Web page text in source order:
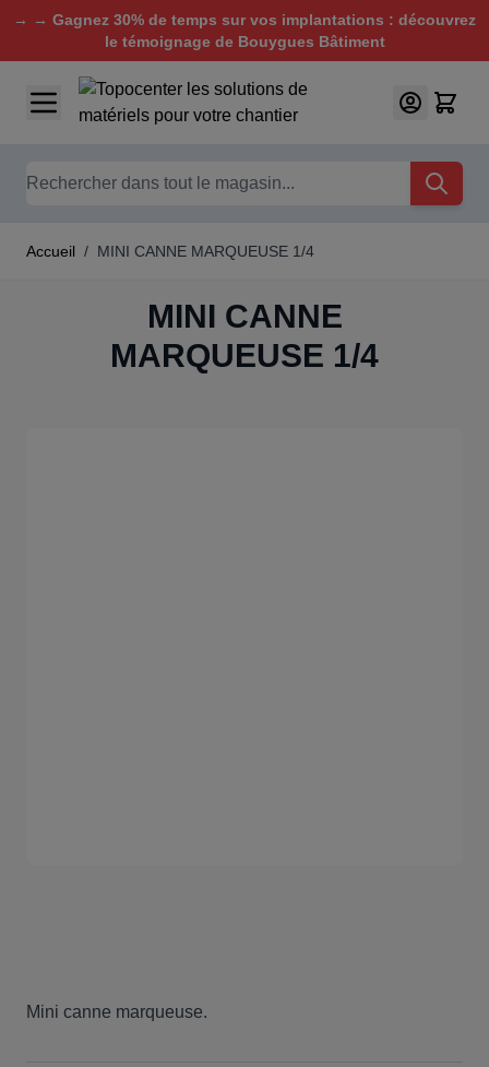
→ → Gagnez 30% de temps sur vos implantations : découvrez
le témoignage de Bouygues Bâtiment
Aller au contenu
Chercher
Accueil / MINI CANNE MARQUEUSE 1/4
MINI CANNE
MARQUEUSE 1/4
Mini canne marqueuse.